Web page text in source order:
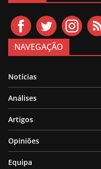
NAVEGAÇÃO
Notícias
Análises
Artigos
Opiniões
Equipa